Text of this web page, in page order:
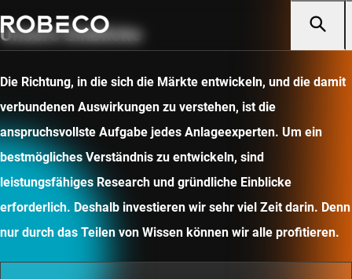
Unsere Einblicke
Die Richtung, in die sich die Märkte entwickeln, und die damit
verbundenen Auswirkungen zu verstehen, ist die
anspruchsvollste Aufgabe jedes Anlageexperten. Um ein
bestmögliches Verständnis zu entwickeln, sind
leistungsfähiges Research und gründliche Einblicke
erforderlich. Deshalb investieren wir sehr viel Zeit darin. Denn
nur durch das Teilen von Wissen können wir alle profitieren.